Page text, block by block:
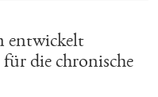
entwickelt
die chronische